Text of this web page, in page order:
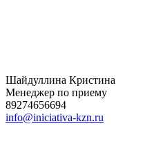
Шайдуллина Кристина
Менеджер по приему
89274656694
info@iniciativa-kzn.ru